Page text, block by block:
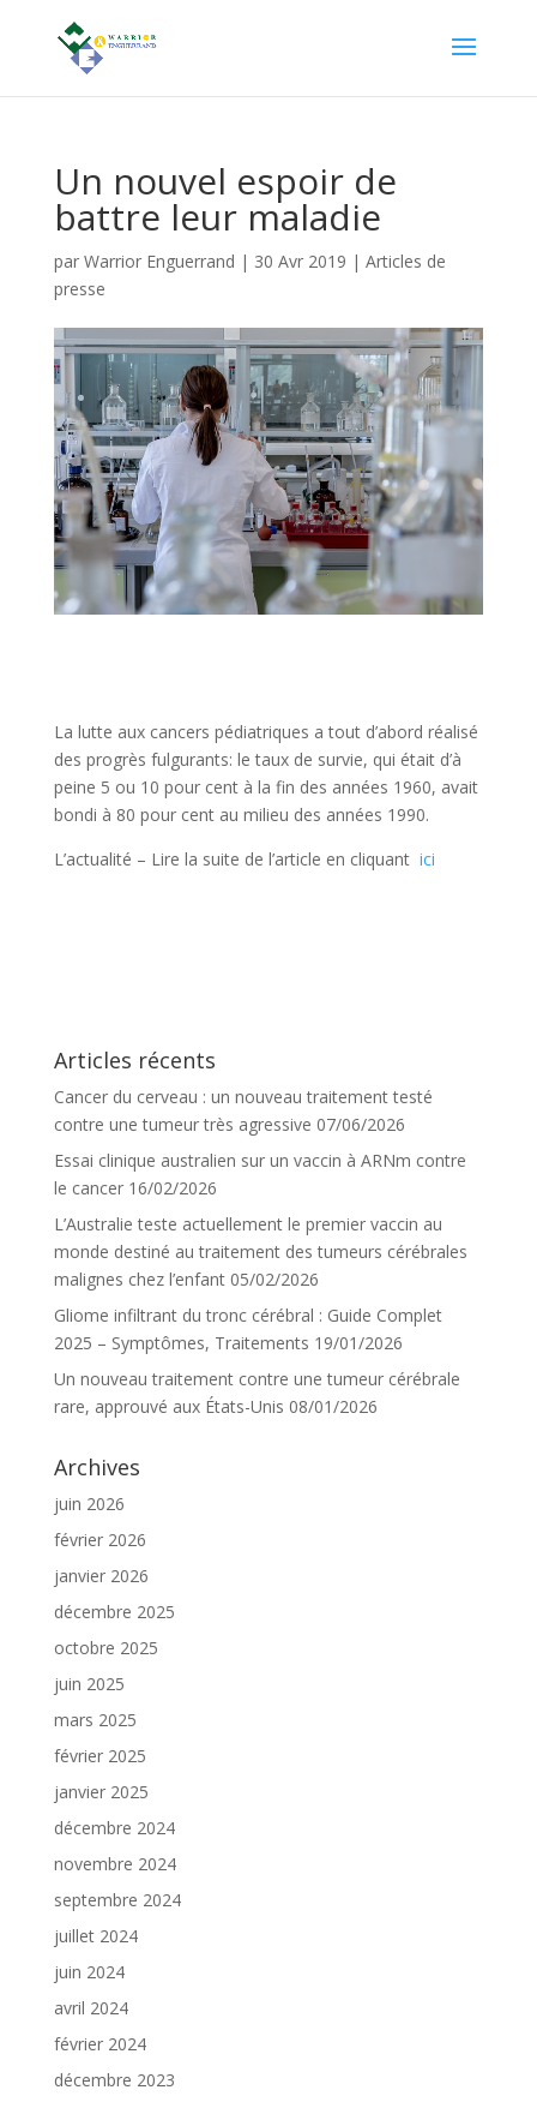
Un nouvel espoir de
battre leur maladie
par Warrior Enguerrand | 30 Avr 2019 | Articles de
presse
La lutte aux cancers pédiatriques a tout d’abord réalisé
des progrès fulgurants: le taux de survie, qui était d’à
peine 5 ou 10 pour cent à la fin des années 1960, avait
bondi à 80 pour cent au milieu des années 1990.
L’actualité – Lire la suite de l’article en cliquant ici
Articles récents
Cancer du cerveau : un nouveau traitement testé
contre une tumeur très agressive 07/06/2026
Essai clinique australien sur un vaccin à ARNm contre
le cancer 16/02/2026
L’Australie teste actuellement le premier vaccin au
monde destiné au traitement des tumeurs cérébrales
malignes chez l’enfant 05/02/2026
Gliome infiltrant du tronc cérébral : Guide Complet
2025 – Symptômes, Traitements 19/01/2026
Un nouveau traitement contre une tumeur cérébrale
rare, approuvé aux États-Unis 08/01/2026
Archives
juin 2026
février 2026
janvier 2026
décembre 2025
octobre 2025
juin 2025
mars 2025
février 2025
janvier 2025
décembre 2024
novembre 2024
septembre 2024
juillet 2024
juin 2024
avril 2024
février 2024
décembre 2023